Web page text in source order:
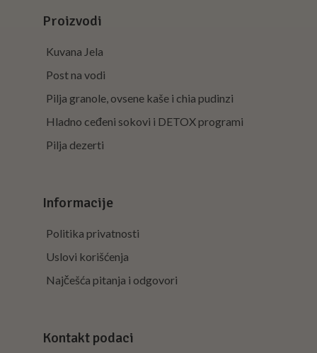
Proizvodi
Kuvana Jela
Post na vodi
Pilja granole, ovsene kaše i chia pudinzi
Hladno ceđeni sokovi i DETOX programi
Pilja dezerti
Informacije
Politika privatnosti
Uslovi korišćenja
Najčešća pitanja i odgovori
Kontakt podaci